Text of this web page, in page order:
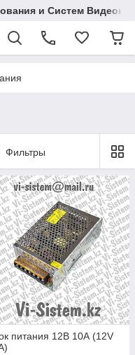
и Систем
Фильтры
питания 12В 10А (12V